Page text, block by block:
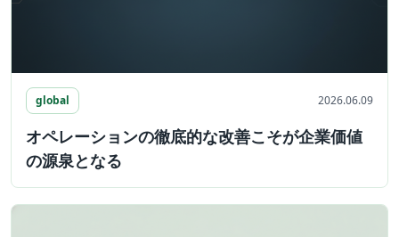
global 2026.06.09
オペレーションの徹底的な改善こそが企業価値
の源泉となる